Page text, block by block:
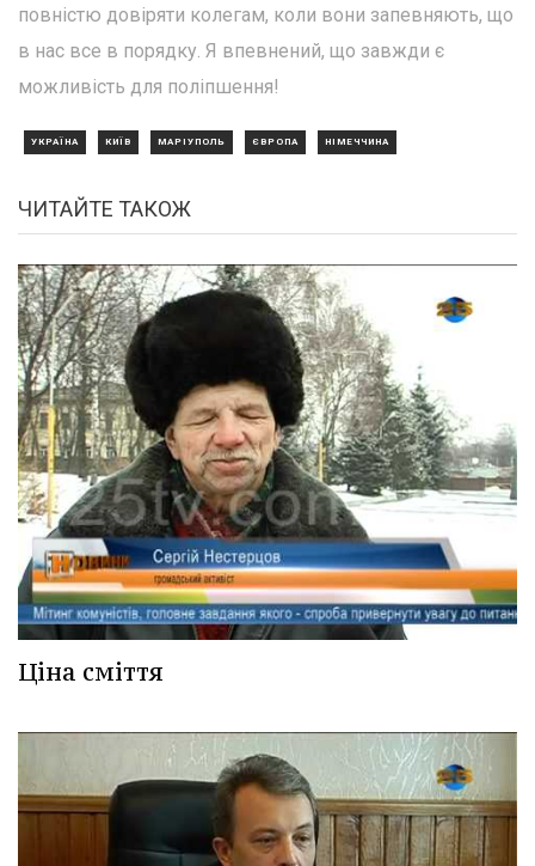
повністю довіряти колегам, коли вони запевняють, що
в нас все в порядку. Я впевнений, що завжди є
можливість для поліпшення!
УКРАЇНА КИЇВ МАРІУПОЛЬ ЄВРОПА НІМЕЧЧИНА
ЧИТАЙТЕ ТАКОЖ
Ціна сміття